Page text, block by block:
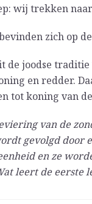
wij trekken naar
zich op
joodse traditie
en redder.
tot koning van
van de
gevolgd
en ze
leert de eerste